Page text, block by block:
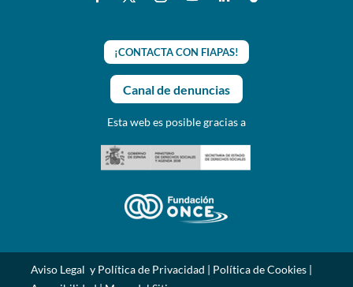
¡CONTACTA CON FIAPAS!
Canal de denuncias
Esta web es posible gracias a
Aviso Legal y Política de Privacidad Política de Cookies|